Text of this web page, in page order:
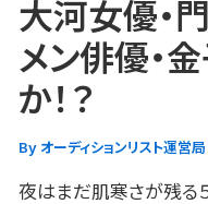
大河女優・
メン俳優・
か！？
By オーディションリスト運営局
夜はまだ肌寒さが残る